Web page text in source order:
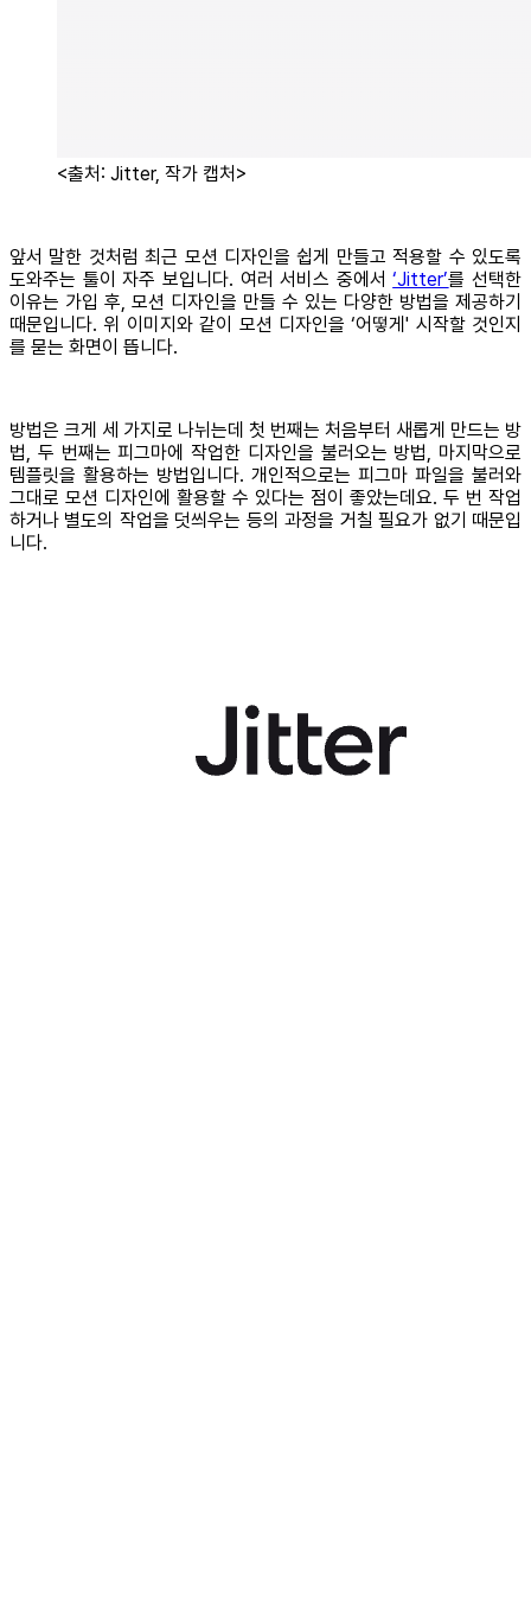
<출처: Jitter, 작가 캡처>
앞서 말한 것처럼 최근 모션 디자인을 쉽게 만들고 적용할 수 있도록
도와주는 툴이 자주 보입니다. 여러 서비스 중에서‘Jitter’를 선택한
이유는 가입 후, 모션 디자인을 만들 수 있는 다양한 방법을 제공하기
때문입니다. 위 이미지와 같이 모션 디자인을 ‘어떻게' 시작할 것인지
를 묻는 화면이 뜹니다.
방법은 크게 세 가지로 나뉘는데 첫 번째는 처음부터 새롭게 만드는 방
법, 두 번째는 피그마에 작업한 디자인을 불러오는 방법, 마지막으로
템플릿을 활용하는 방법입니다. 개인적으로는 피그마 파일을 불러와
그대로 모션 디자인에 활용할 수 있다는 점이 좋았는데요. 두 번 작업
하거나 별도의 작업을 덧씌우는 등의 과정을 거칠 필요가 없기 때문입
니다.